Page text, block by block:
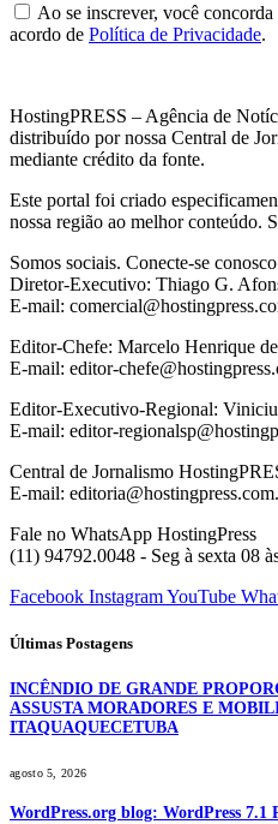
Ao se inscrever, você
acordo de Política de Privacidade.
HostingPRESS – Agência de
distribuído por nossa Central de
mediante crédito da fonte.
Este portal foi criado
nossa região ao melhor conteúdo.
Somos sociais. Conecte-se
Diretor-Executivo: Thiago G.
E-mail:
Editor-Chefe: Marcelo Henrique
E-mail: editor-
Editor-Executivo-Regional:
E-mail: editor-
Central de Jornalismo
E-mail:
Fale no WhatsApp HostingPress
(11) 94792.0048 - Seg à sexta 08
Facebook InstagramYouTube
Últimas Postagens
INCÊNDIO DE GRANDE
ASSUSTA MORADORES E
ITAQUAQUECETUBA
agosto 5, 2026
WordPress.org blog: WordPress 7.1